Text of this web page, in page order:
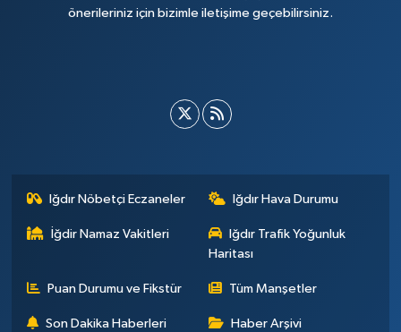
önerileriniz için bizimle iletişime geçebilirsiniz.
Iğdır Nöbetçi Eczaneler Iğdır Hava Durumu
İğdir Namaz Vakitleri
Iğdır Trafik Yoğunluk
Haritası
Puan Durumu ve Fikstür Tüm Manşetler
Son Dakika Haberleri Haber Arşivi